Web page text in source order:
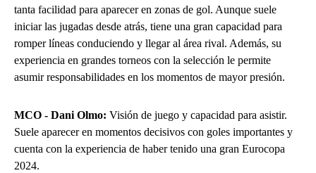
tanta facilidad para aparecer en zonas de gol. Aunque suele
iniciar las jugadas desde atrás, tiene una gran capacidad para
romper líneas conduciendo y llegar al área rival. Además, su
experiencia en grandes torneos con la selección le permite
asumir responsabilidades en los momentos de mayor presión.
MCO - Dani Olmo: Visión de juego y capacidad para asistir.
Suele aparecer en momentos decisivos con goles importantes y
cuenta con la experiencia de haber tenido una gran Eurocopa
2024.